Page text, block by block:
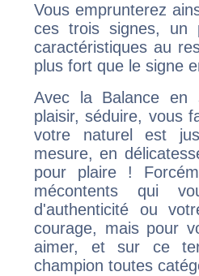
Vous emprunterez
ces trois signes, un
caractéristiques au
plus fort que le signe
Avec la Balance en
plaisir, séduire, vous
votre naturel est
mesure, en
pour plaire !
mécontents qui
d'authenticité ou
courage, mais pour
aimer, et sur ce
champion toutes